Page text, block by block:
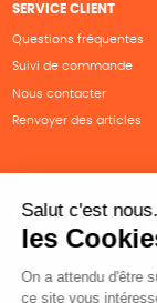
SERVICE CLIENT
Questions fréquentes
Suivi de commande
Nous contacter
Renvoyer des articles